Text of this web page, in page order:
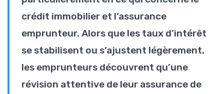
crédit immobilier et l’assurance
emprunteur. Alors que les taux d’intérêt
se stabilisent ou s’ajustent légèrement,
les emprunteurs découvrent qu’une
révision attentive de leur assurance de